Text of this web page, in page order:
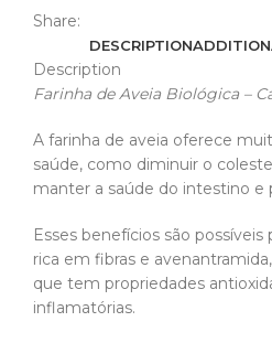
Share:
DESCRIPTION
Description
Farinha de Aveia Biológica –
A farinha de aveia oferece
saúde, como diminuir o
manter a saúde do intestino e
Esses benefícios são possíveis
rica em fibras e
que tem propriedades
inflamatórias.